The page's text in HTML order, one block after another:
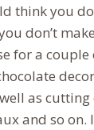
think you
don’t
for a
as cutting
and so on.